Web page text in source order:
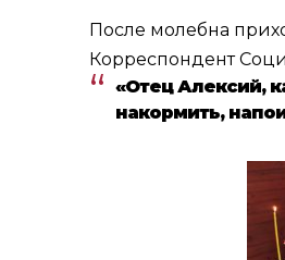
После молебна
Корреспондент
«Отец Алексий,
накормить,